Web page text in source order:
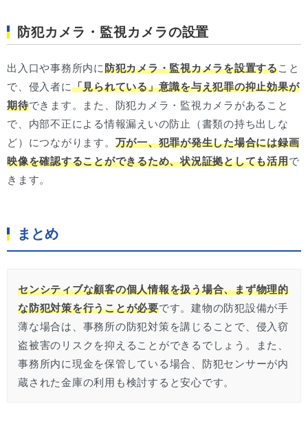
防犯カメラ・監視カメラの設置
出入口や事務所内に防犯カメラ・監視カメラを設置すること
で、侵入者に「見られている」意識を与え犯罪の抑止効果が
期待できます。また、防犯カメラ・監視カメラがあること
で、内部不正による情報漏えいの防止（書類の持ち出しな
ど）につながります。 万が一、犯罪が発生した場合には録画
映像を確認することができるため、状況証拠としても活用で
きます。
まとめ
センシティブな顧客の個人情報を扱う場合、まず物理的
な防犯対策を行うことが必要です。建物の防犯設備が手
薄な場合は、事務所の防犯対策を講じることで、侵入窃
盗被害のリスクを抑えることができるでしょう。また、
事務所内に現金を保管している場合、防犯センサーが内
蔵された金庫の利用も検討すると安心です。